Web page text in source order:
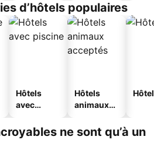
sd’hôtels populaires
Hôtels
avec
Hôtels
animaux
ne sont qu’à un